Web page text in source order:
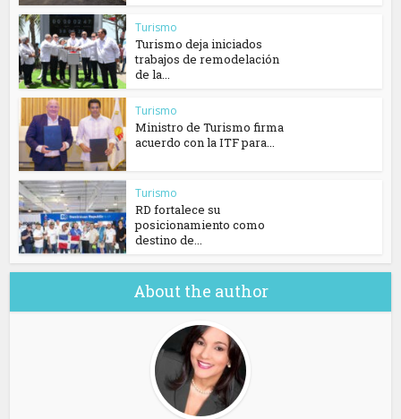
Turismo
Turismo deja iniciados
trabajos de remodelación
de la...
Turismo
Ministro de Turismo firma
acuerdo con la ITF para...
Turismo
RD fortalece su
posicionamiento como
destino de...
About the author